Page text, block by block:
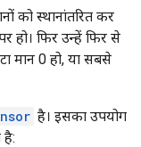
को स्थानांतरित कर
हो। फिर उन्हें फिर से
मान 0 हो, या सबसे
है। इसका उपयोग
है: